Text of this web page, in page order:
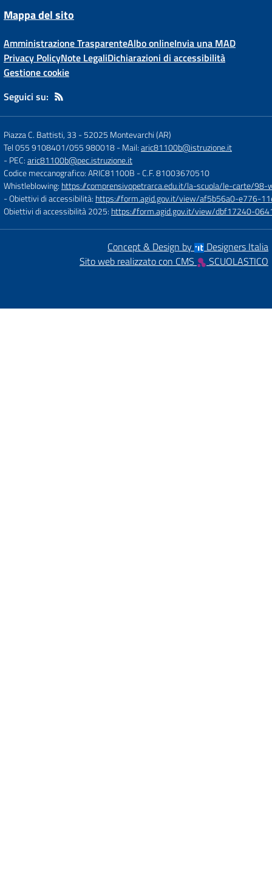
Mappa del sito
Amministrazione TrasparenteAlbo onlineInvia una MAD
Privacy PolicyNote LegaliDichiarazioni di accessibilità
Gestione cookie
Seguici su:
Piazza C. Battisti, 33 -52025 Montevarchi (AR)
Tel 055 9108401/055 980018- Mail:aric81100b@istruzione.it
- PEC:aric81100b@pec.istruzione.it
Codice meccanografico: ARIC81100B - C.F. 81003670510
Whistleblowing: https://comprensivopetrarca.edu.it/la-scuola/le-carte/98-
- Obiettivi di accessibilità: https://form.agid.gov.it/view/af5b56a0-e776-
Obiettivi di accessibilità 2025: https://form.agid.gov.it/view/dbf17240-
Concept & Design by
Designers Italia
Sito web realizzato con CMS
SCUOLASTICO